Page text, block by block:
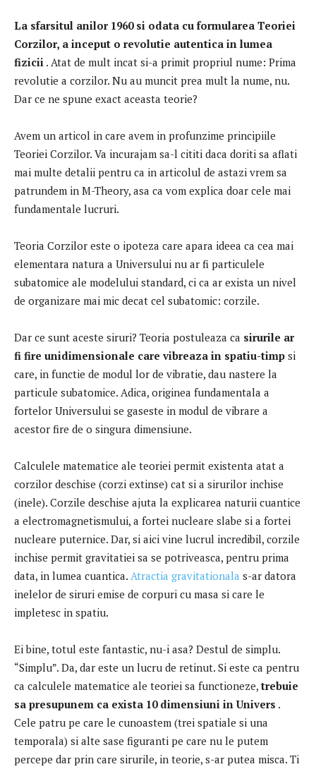
La sfarsitul anilor 1960 si odata cu formularea Teoriei
Corzilor, a inceput o revolutie autentica in lumea
fizicii . Atat de mult incat si-a primit propriul nume: Prima
revolutie a corzilor. Nu au muncit prea mult la nume, nu.
Dar ce ne spune exact aceasta teorie?
Avem un articol in care avem in profunzime principiile
Teoriei Corzilor. Va incurajam sa-l cititi daca doriti sa aflati
mai multe detalii pentru ca in articolul de astazi vrem sa
patrundem in M-Theory, asa ca vom explica doar cele mai
fundamentale lucruri.
Teoria Corzilor este o ipoteza care apara ideea ca cea mai
elementara natura a Universului nu ar fi particulele
subatomice ale modelului standard, ci ca ar exista un nivel
de organizare mai mic decat cel subatomic: corzile.
Dar ce sunt aceste siruri? Teoria postuleaza ca sirurile ar
fi fire unidimensionale care vibreaza in spatiu-timp si
care, in functie de modul lor de vibratie, dau nastere la
particule subatomice. Adica, originea fundamentala a
fortelor Universului se gaseste in modul de vibrare a
acestor fire de o singura dimensiune.
Calculele matematice ale teoriei permit existenta atat a
corzilor deschise (corzi extinse) cat si a sirurilor inchise
(inele). Corzile deschise ajuta la explicarea naturii cuantice
a electromagnetismului, a fortei nucleare slabe si a fortei
nucleare puternice. Dar, si aici vine lucrul incredibil, corzile
inchise permit gravitatiei sa se potriveasca, pentru prima
data, in lumea cuantica. Atractia gravitationala s-ar datora
inelelor de siruri emise de corpuri cu masa si care le
impletesc in spatiu.
Ei bine, totul este fantastic, nu-i asa? Destul de simplu.
“Simplu”. Da, dar este un lucru de retinut. Si este ca pentru
ca calculele matematice ale teoriei sa functioneze,trebuie
sa presupunem ca exista 10 dimensiuni in Univers .
Cele patru pe care le cunoastem (trei spatiale si una
temporala) si alte sase figuranti pe care nu le putem
percepe dar prin care sirurile, in teorie, s-ar putea misca. Ti